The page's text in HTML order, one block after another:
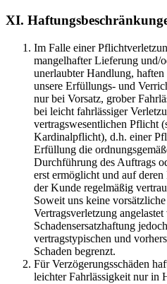
XI.
Im Falle einer
mangelhafter Lieferung und/
unerlaubter Handlung,
unsere Erfüllungs- und
nur bei Vorsatz, grober
bei leicht fahrlässiger
vertragswesentlichen Pflicht
Kardinalpflicht), d.h. einer
Erfüllung die
Durchführung des Auftrags
erst ermöglicht und auf
der Kunde regelmäßig
Soweit uns keine vorsätzliche
Vertragsverletzung
Schadensersatzhaftung
vertragstypischen und
Schaden begrenzt.
Für Verzögerungsschäden
leichter Fahrlässigkeit nur in